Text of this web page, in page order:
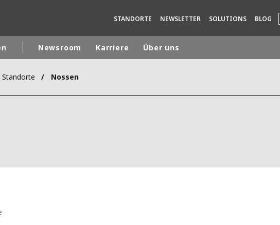
STANDORTE NEWSLETTER SOLUTIONS BLOG
In the world
Newsroom Karriere Über uns
Standorte Nossen